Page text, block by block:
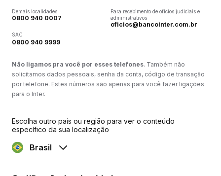
Demais localidades
0800 940 0007
SAC
0800 940 9999
Para recebimento de ofícios judiciais e
administrativos
oficios@bancointer.com.br
Não ligamos pra você por esses telefones. Também não
solicitamos dados pessoais, senha da conta, código de transação
por telefone. Estes números são apenas para você fazer ligações
para o Inter.
Escolha outro país ou região para ver o conteúdo
específico da sua localização
Brasil